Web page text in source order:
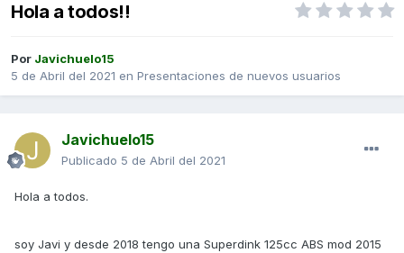
Hola a todos!!
Por Javichuelo15
5 de Abril del 2021 en Presentaciones de nuevos usuarios
Javichuelo15
Publicado 5 de Abril del 2021
Hola a todos.
soy Javi y desde 2018 tengo una Superdink 125cc ABS mod 2015